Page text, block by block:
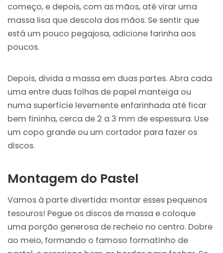
começo, e depois, com as mãos, até virar uma
massa lisa que descola das mãos. Se sentir que
está um pouco pegajosa, adicione farinha aos
poucos.
Depois, divida a massa em duas partes. Abra cada
uma entre duas folhas de papel manteiga ou
numa superfície levemente enfarinhada até ficar
bem fininha, cerca de 2 a 3 mm de espessura. Use
um copo grande ou um cortador para fazer os
discos.
Montagem do Pastel
Vamos à parte divertida: montar esses pequenos
tesouros! Pegue os discos de massa e coloque
uma porção generosa de recheio no centro. Dobre
ao meio, formando o famoso formatinho de